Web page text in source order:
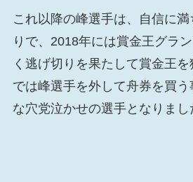
これ以降の峰選手は、自信に
りで、2018年には賞金王グラ
く逃げ切りを果たして賞金王
では峰選手を外して舟券を買う
な穴党泣かせの選手となりまし